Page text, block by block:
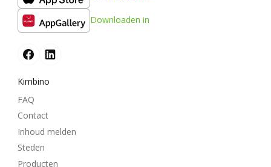
Downloaden in
Kimbino
FAQ
Contact
Inhoud melden
Steden
Producten